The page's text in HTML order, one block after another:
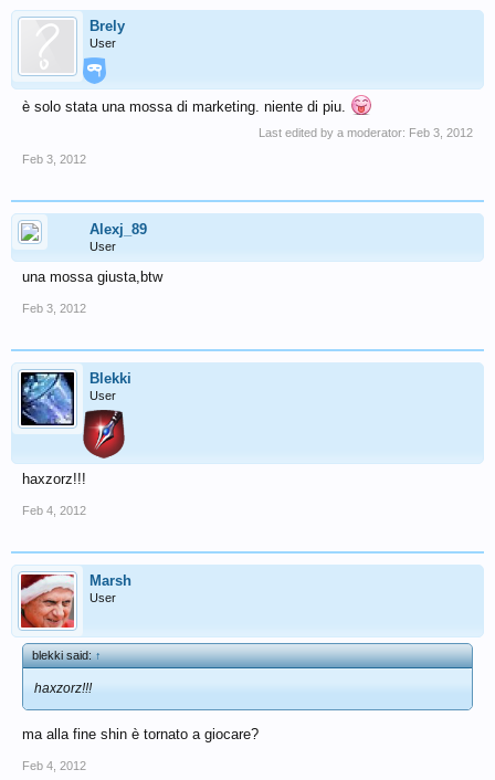
Brely
User
è solo stata una mossa di marketing. niente di piu.
Last edited by a moderator: Feb 3, 2012
Feb 3, 2012
Alexj_89
User
una mossa giusta,btw
Feb 3, 2012
Blekki
User
haxzorz!!!
Feb 4, 2012
Marsh
User
blekki said:↑
haxzorz!!!
ma alla fine shin è tornato a giocare?
Feb 4, 2012